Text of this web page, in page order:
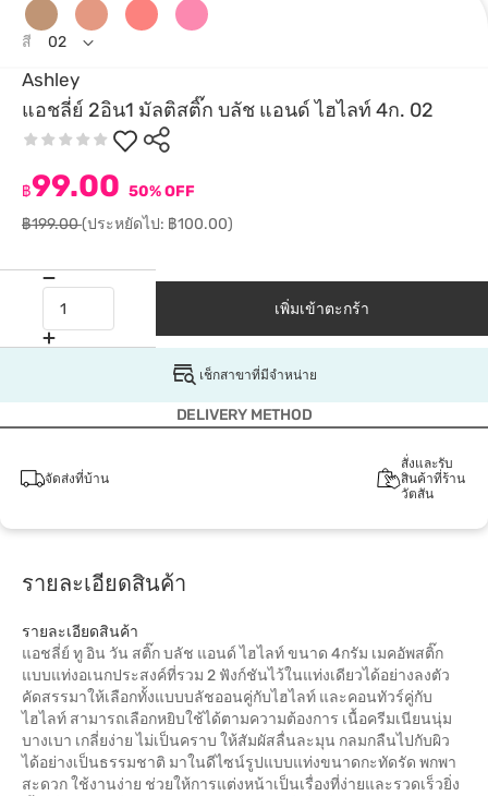
Ashley
แอชลี่ย์ 2อิน1 มัลติสติ๊ก บลัช แอนด์ ไฮไลท์ 4ก. 02
฿99.00 50% OFF
฿199.00(ประหยัดไป: ฿100.00)
สี 02
เพิ่มเข้าตะกร้า
เช็กสาขาที่มีจำหน่าย
DELIVERY METHOD
จัดส่งที่บ้าน
สั่งและรับ
สินค้าที่ร้าน
วัตสัน
รายละเอียดสินค้า
รายละเอียดสินค้า
แอชลี่ย์ ทู อิน วัน สติ๊ก บลัช แอนด์ ไฮไลท์ ขนาด 4กรัม เมคอัพสติ๊ก
แบบแท่งอเนกประสงค์ที่รวม 2 ฟังก์ชันไว้ในแท่งเดียวได้อย่างลงตัว
คัดสรรมาให้เลือกทั้งแบบบลัชออนคู่กับไฮไลท์ และคอนทัวร์คู่กับ
ไฮไลท์ สามารถเลือกหยิบใช้ได้ตามความต้องการ เนื้อครีมเนียนนุ่ม
บางเบา เกลี่ยง่าย ไม่เป็นคราบ ให้สัมผัสลื่นละมุน กลมกลืนไปกับผิว
ได้อย่างเป็นธรรมชาติ มาในดีไซน์รูปแบบแท่งขนาดกะทัดรัด พกพา
สะดวก ใช้งานง่าย ช่วยให้การแต่งหน้าเป็นเรื่องที่ง่ายและรวดเร็วยิ่ง